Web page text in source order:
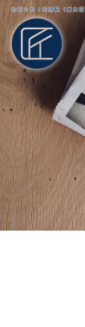
お知らせ｜布施駅（東大